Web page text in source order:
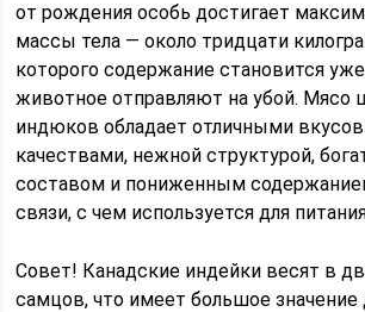
от рождения особь достигает
массы тела — около тридцати
которого содержание становится
животное отправляют на убой. Мясо
индюков обладает отличными
качествами, нежной структурой,
составом и пониженным
связи, с чем используется для
Совет! Канадские индейки весят в
самцов, что имеет большое значение